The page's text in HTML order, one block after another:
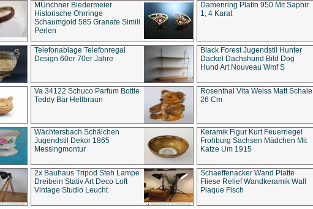
MÜnchner Biedermeier
Historische Ohrringe
Schaumgold 585 Granate Simili
Perlen
Damenring Platin 950 Mit Saphir
1, 4 Karat
Telefonablage Telefonregal
Design 60er 70er Jahre
Black Forest Jugendstil Hunter
Dackel Dachshund Bild Dog
Hund Art Nouveau Wmf S
Va 34122 Schuco Parfum Bottle
Teddy Bär Hellbraun
Rosenthal Vita Weiss Matt Schale
26 Cm
Wächtersbach Schälchen
Jugendstil Dekor 1865
Messingmontur
Keramik Figur Kurt Feuerriegel
Frohburg Sachsen Mädchen Mit
Katze Um 1915
2x Bauhaus Tripod Steh Lampe
Dreibein Stativ Art Deco Loft
Vintage Studio Leucht
Schaeffenacker Wand Platte
Fliese Relief Wandkeramik Wall
Plaque Fisch